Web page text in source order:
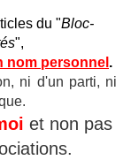
du "Bloc-
",
nom personnel .
ni d'un parti, ni
et non pas